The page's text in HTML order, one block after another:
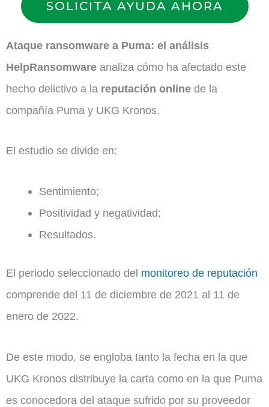
SOLICITA AYUDA AHORA
Ataque ransomware a Puma: el análisis
HelpRansomware analiza cómo ha afectado este
hecho delictivo a la reputación online de la
compañía Puma y UKG Kronos.
El estudio se divide en:
Sentimiento;
Positividad y negatividad;
Resultados.
El periodo seleccionado del monitoreo de reputación
comprende del 11 de diciembre de 2021 al 11 de
enero de 2022.
De este modo, se engloba tanto la fecha en la que
UKG Kronos distribuye la carta como en la que Puma
es conocedora del ataque sufrido por su proveedor